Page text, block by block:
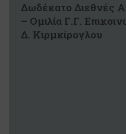
Δωδέκατο Διεθνές
– Ομιλία Γ.Γ.
Δ. Κιρμκίρογλου